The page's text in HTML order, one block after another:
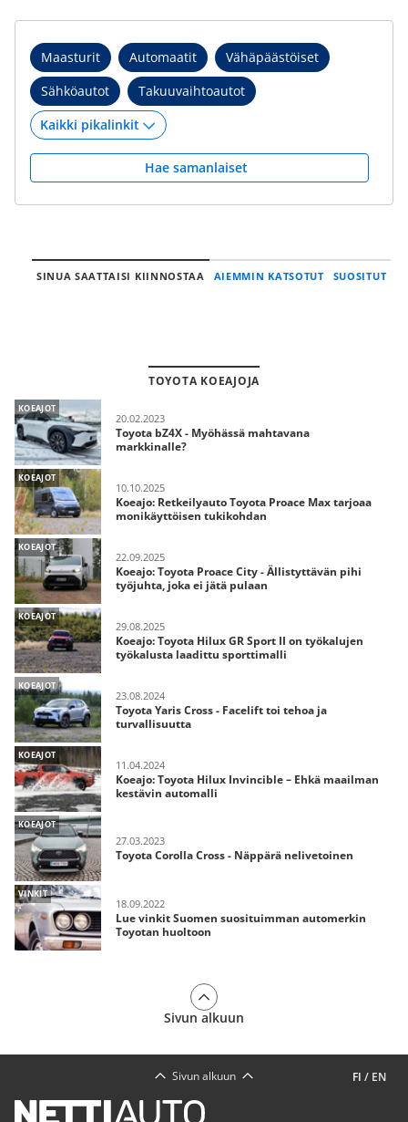
Maasturit Automaatit
Vähäpäästöiset
Sähköautot
Takuuvaihtoautot
Hae samanlaiset
SINUA SAATTAISI KIINNOSTAA AIEMMIN KATSOTUT SUOSITUT
TOYOTA KOEAJOJA
KOEAJOT
20.02.2023
Toyota bZ4X - Myöhässä mahtavana
markkinalle?
KOEAJOT
10.10.2025
Koeajo: Retkeilyauto Toyota Proace Max tarjoaa
monikäyttöisen tukikohdan
KOEAJOT
22.09.2025
Koeajo: Toyota Proace City - Ällistyttävän pihi
työjuhta, joka ei jätä pulaan
KOEAJOT
29.08.2025
Koeajo: Toyota Hilux GR Sport II on työkalujen
työkalusta laadittu sporttimalli
KOEAJOT
23.08.2024
Toyota Yaris Cross - Facelift toi tehoa ja
turvallisuutta
KOEAJOT
11.04.2024
Koeajo: Toyota Hilux Invincible – Ehkä maailman
kestävin automalli
KOEAJOT
27.03.2023
Toyota Corolla Cross - Näppärä nelivetoinen
VINKIT
18.09.2022
Lue vinkit Suomen suosituimman automerkin
Toyotan huoltoon
Sivun alkuun
FI / EN
Sivun alkuun